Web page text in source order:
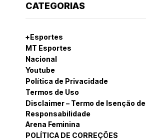
CATEGORIAS
+Esportes
MT Esportes
Nacional
Youtube
Política de Privacidade
Termos de Uso
Disclaimer – Termo de Isenção de
Responsabilidade
Arena Feminina
POLÍTICA DE CORREÇÕES